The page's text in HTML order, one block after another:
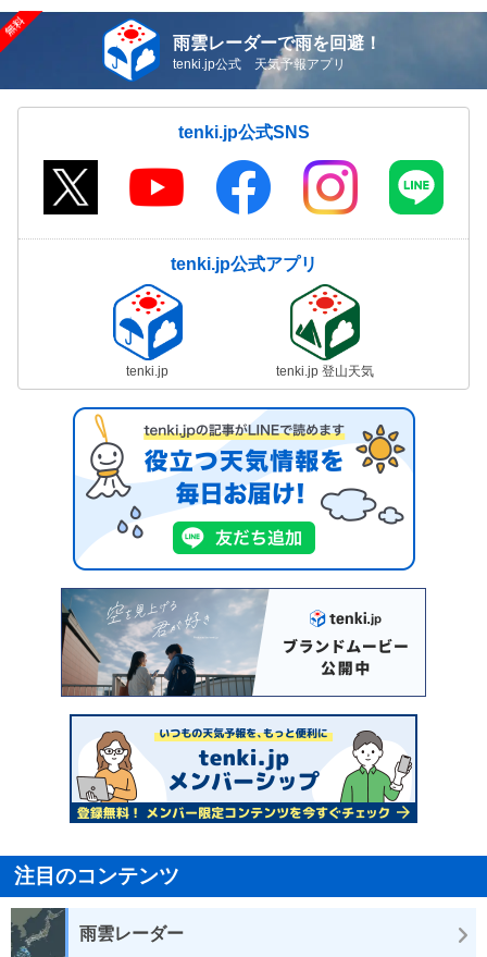
雨雲レーダーで雨を回避！
tenki.jp公式 天気予報アプリ
tenki.jp公式SNS
tenki.jp公式アプリ
tenki.jp tenki.jp 登山天気
注目のコンテンツ
雨雲レーダー